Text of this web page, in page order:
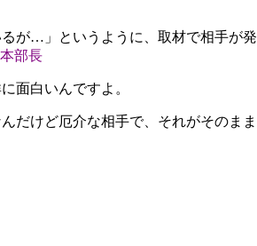
が…」というように、取材で相手が発
部長
面白いんですよ。
だけど厄介な相手で、それがそのまま